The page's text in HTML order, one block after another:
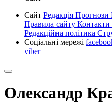
Сайт Редакція Прогнози
Правила сайту Контакти
Редакційна політика
Соціальні мережі
viber
Олександр